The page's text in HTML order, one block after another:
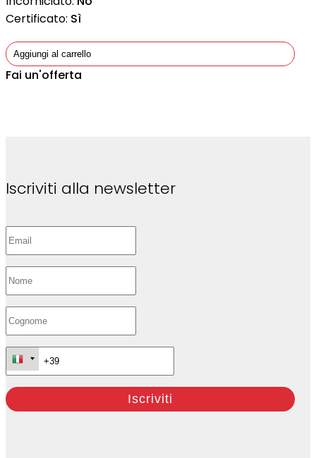
Certificato: Sì
Aggiungi al carrello
Fai un'offerta
Iscriviti alla newsletter